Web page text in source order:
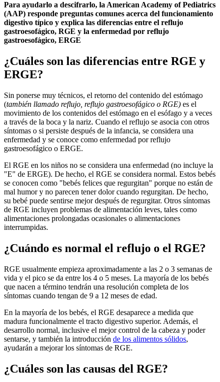
Para ayudarlo a descifrarlo, la American Academy of Pediatrics
(AAP) responde preguntas comunes acerca del funcionamiento
digestivo típico y explica las diferencias entre el reflujo
gastroesofágico, RGE y la enfermedad por reflujo
gastroesofágico, ERGE
¿Cuáles son las diferencias entre RGE y
ERGE?
Sin ponerse muy técnicos, el retorno del contenido del estómago
(también llamado reflujo, reflujo gastroesofágico o RGE) es el
movimiento de los contenidos del estómago en el esófago y a veces
a través de la boca y la nariz. Cuando el reflujo se asocia con otros
síntomas o si persiste después de la infancia, se considera una
enfermedad y se conoce como enfermedad por reflujo
gastroesofágico o ERGE.
El RGE en los niños no se considera una enfermedad (no incluye la
"E" de ERGE). De hecho, el RGE se considera normal. Estos bebés
se conocen como "bebés felices que regurgitan" porque no están de
mal humor y no parecen tener dolor cuando regurgitan. De hecho,
su bebé puede sentirse mejor después de regurgitar. Otros síntomas
de RGE incluyen problemas de alimentación leves, tales como
alimentaciones prolongadas ocasionales o alimentaciones
interrumpidas.
¿Cuándo es normal el reflujo o el RGE?
RGE usualmente empieza aproximadamente a las 2 o 3 semanas de
vida y el pico se da entre los 4 o 5 meses. La mayoría de los bebés
que nacen a término tendrán una resolución completa de los
síntomas cuando tengan de 9 a 12 meses de edad.
En la mayoría de los bebés, el RGE desaparece a medida que
madura funcionalmente el tracto digestivo superior. Además, el
desarrollo normal, inclusive el mejor control de la cabeza y poder
sentarse, y también la introducción de los alimentos sólidos,
ayudarán a mejorar los síntomas de RGE.
¿Cuáles son las causas del RGE?